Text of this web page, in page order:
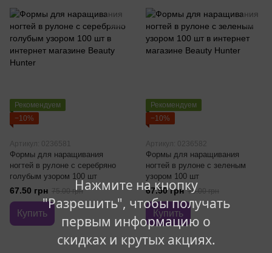
Нажмите на кнопку
"Разрешить", чтобы получать
первым информацию о
скидках и крутых акциях.
Рекомендуем
−10%
Артикул: 0236581
Формы для наращивания
ногтей в рулоне с серебряно
голубым узором 100 шт
67.50 грн 75.00 грн
Купить
Рекомендуем
−10%
Артикул: 0236582
Формы для наращивания
ногтей в рулоне с зеленым
узором 100 шт
67.50 грн 75.00 грн
Купить